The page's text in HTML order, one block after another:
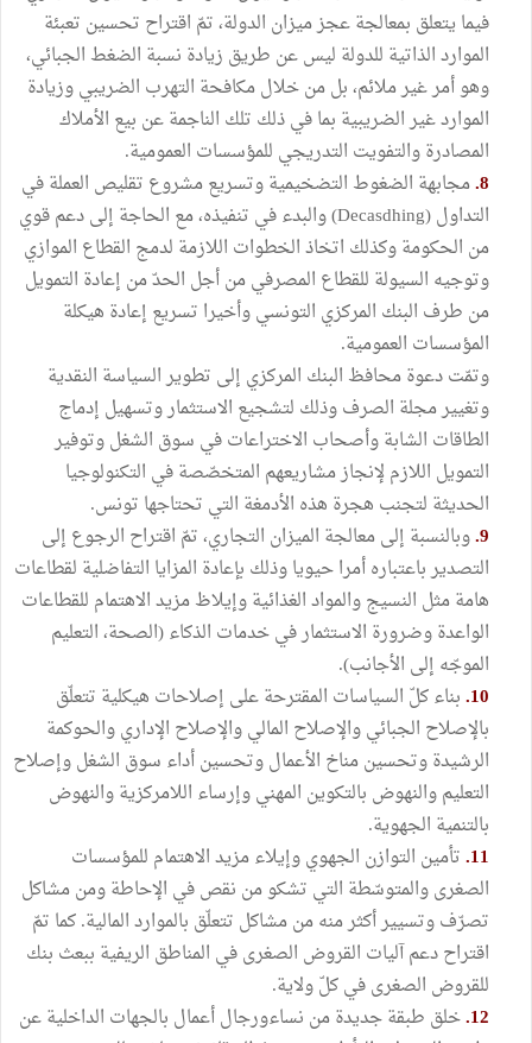
فيما يتعلق بمعالجة عجز ميزان الدولة، تمّ اقتراح تحسين تعبئة
الموارد الذاتية للدولة ليس عن طريق زيادة نسبة الضغط الجبائي،
وهو أمر غير ملائم، بل من خلال مكافحة التهرب الضريبي وزيادة
الموارد غير الضريبية بما في ذلك تلك الناجمة عن بيع الأملاك
المصادرة والتفويت التدريجي للمؤسسات العمومية.
8. مجابهة الضغوط التضخيمية وتسريع مشروع تقليص العملة في
التداول (Decasdhing) والبدء في تنفيذه، مع الحاجة إلى دعم قوي
من الحكومة وكذلك اتخاذ الخطوات اللازمة لدمج القطاع الموازي
وتوجيه السيولة للقطاع المصرفي من أجل الحدّ من إعادة التمويل
من طرف البنك المركزي التونسي وأخيرا تسريع إعادة هيكلة
المؤسسات العمومية.
وتمّت دعوة محافظ البنك المركزي إلى تطوير السياسة النقدية
وتغيير مجلة الصرف وذلك لتشجيع الاستثمار وتسهيل إدماج
الطاقات الشابة وأصحاب الاختراعات في سوق الشغل وتوفير
التمويل اللازم لإنجاز مشاريعهم المتخصّصة في التكنولوجيا
الحديثة لتجنب هجرة هذه الأدمغة التي تحتاجها تونس.
9. وبالنسبة إلى معالجة الميزان التجاري، تمّ اقتراح الرجوع إلى
التصدير باعتباره أمرا حيويا وذلك بإعادة المزايا التفاضلية لقطاعات
هامة مثل النسيج والمواد الغذائية وإيلاظ مزيد الاهتمام للقطاعات
الواعدة وضرورة الاستثمار في خدمات الذكاء (الصحة، التعليم
الموجّه إلى الأجانب).
10. بناء كلّ السياسات المقترحة على إصلاحات هيكلية تتعلّق
بالإصلاح الجبائي والإصلاح المالي والإصلاح الإداري والحوكمة
الرشيدة وتحسين مناخ الأعمال وتحسين أداء سوق الشغل وإصلاح
التعليم والنهوض بالتكوين المهني وإرساء اللامركزية والنهوض
بالتنمية الجهوية.
11. تأمين التوازن الجهوي وإيلاء مزيد الاهتمام للمؤسسات
الصغرى والمتوسّطة التي تشكو من نقص في الإحاطة ومن مشاكل
تصرّف وتسيير أكثر منه من مشاكل تتعلّق بالموارد المالية. كما تمّ
اقتراح دعم آليات القروض الصغرى في المناطق الريفية ببعث بنك
للقروض الصغرى في كلّ ولاية.
12. خلق طبقة جديدة من نساءورجال أعمال بالجهات الداخلية عن